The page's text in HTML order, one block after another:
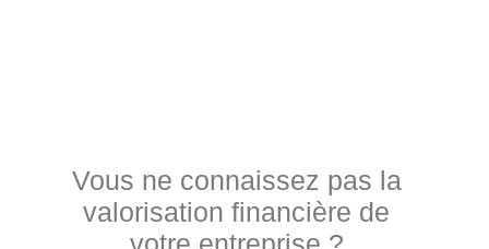
Vous ne connaissez pas la
valorisation financière de